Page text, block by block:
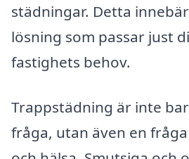
städningar. Detta
lösning som passar just
fastighets behov.
Trappstädning är inte
fråga, utan även en